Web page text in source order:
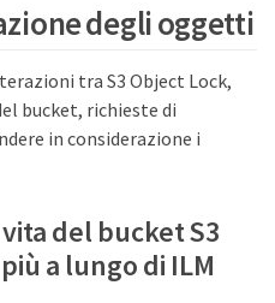
degli oggetti
tra S3 Object Lock,
bucket, richieste di
in considerazione i
del bucket S3
a lungo di ILM